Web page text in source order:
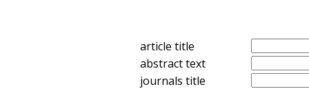
article title
abstract text
journals title